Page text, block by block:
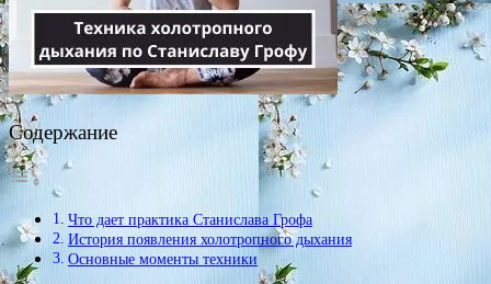
Содержание
Что дает практика Станислава Грофа
История появления холотропного дыхания
Основные моменты техники